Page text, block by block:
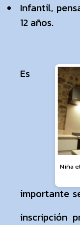
Infantil,
12 años.
Niña
Es
importante
inscripción